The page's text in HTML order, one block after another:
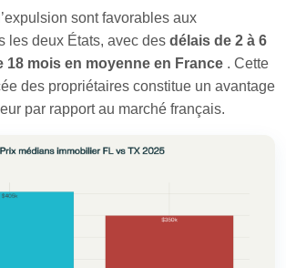
sont favorables aux
les deux États, avec des délais de 2 à 6
18 mois en moyenne en France . Cette
des propriétaires constitue un avantage
par rapport au marché français.